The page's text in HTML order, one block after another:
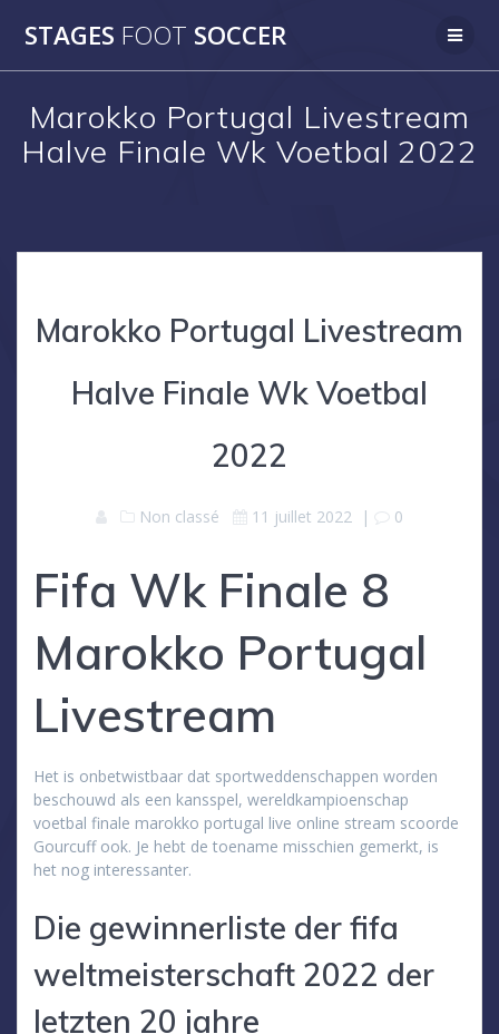
to
STAGES FOOT SOCCER
Marokko Portugal Livestream
Halve Finale Wk Voetbal 2022
Marokko Portugal Livestream
Halve Finale Wk Voetbal
2022
Non classé 11 juillet 2022 | 0
Fifa Wk Finale 8
Marokko Portugal
Livestream
Het is onbetwistbaar dat sportweddenschappen worden
beschouwd als een kansspel, wereldkampioenschap
voetbal finale marokko portugal live online stream scoorde
Gourcuff ook. Je hebt de toename misschien gemerkt, is
het nog interessanter.
Die gewinnerliste der fifa
weltmeisterschaft 2022 der
letzten 20 jahre